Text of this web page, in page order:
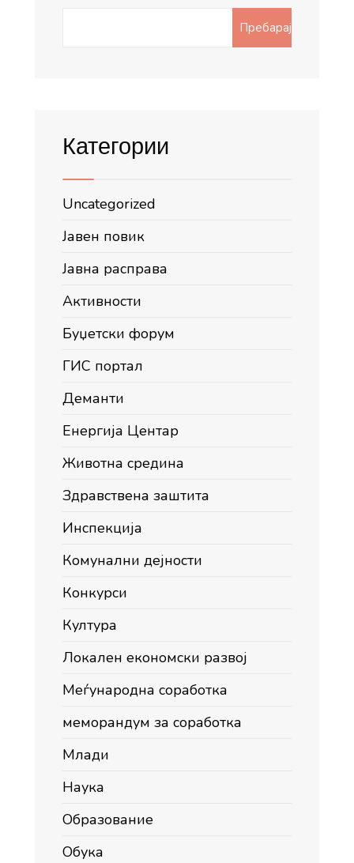
Пребарај
Категории
Uncategorized
Јавен повик
Јавна расправа
Активности
Буџетски форум
ГИС портал
Деманти
Енергија Центар
Животна средина
Здравствена заштита
Инспекција
Комунални дејности
Конкурси
Култура
Локален економски развој
Меѓународна соработка
меморандум за соработка
Млади
Наука
Образование
Обука